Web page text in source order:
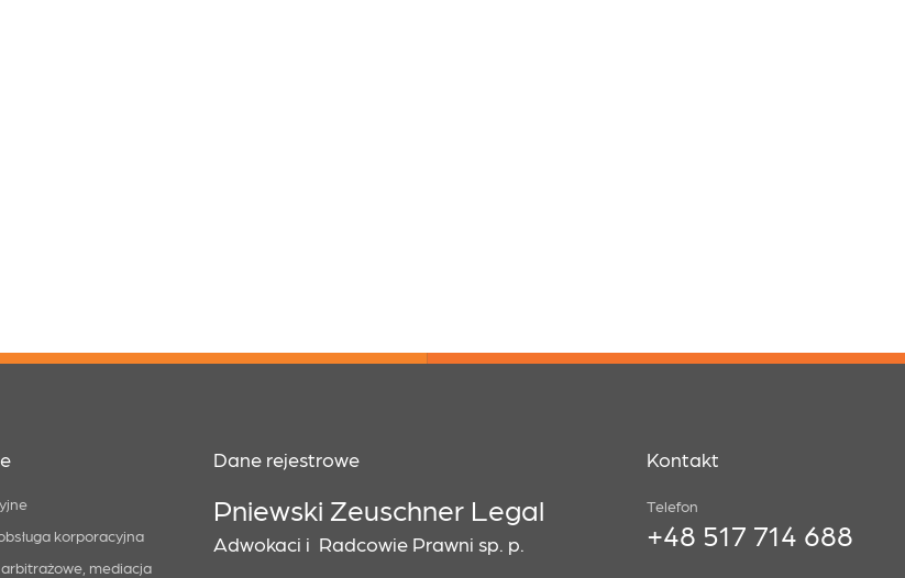
korporacyjna
mediacja
Dane rejestrowe
Pniewski Zeuschner Legal
Adwokaci i Radcowie Prawni sp. p.
Kontakt
Telefon
+48 517 714 688